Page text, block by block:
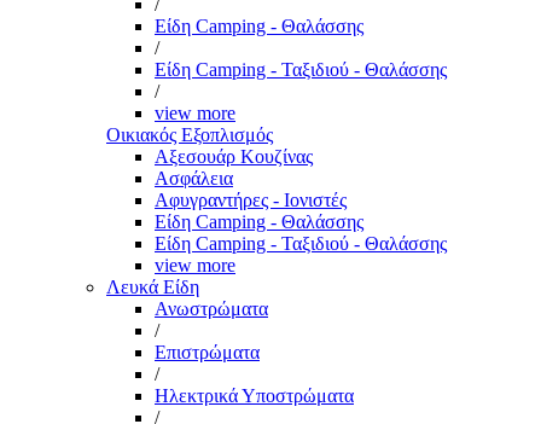
/
Είδη Camping - Θαλάσσης
/
Είδη Camping - Ταξιδιού - Θαλάσσης
/
view more
Οικιακός Εξοπλισμός
Αξεσουάρ Κουζίνας
Ασφάλεια
Αφυγραντήρες - Ιονιστές
Είδη Camping - Θαλάσσης
Είδη Camping - Ταξιδιού - Θαλάσσης
view more
Λευκά Είδη
Ανωστρώματα
/
Επιστρώματα
/
Ηλεκτρικά Υποστρώματα
/